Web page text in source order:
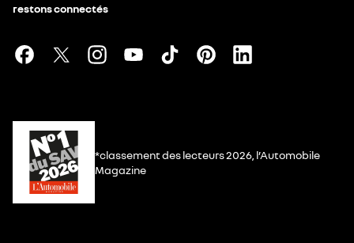
restons connectés
*classement des lecteurs 2026, l’Automobile
Magazine